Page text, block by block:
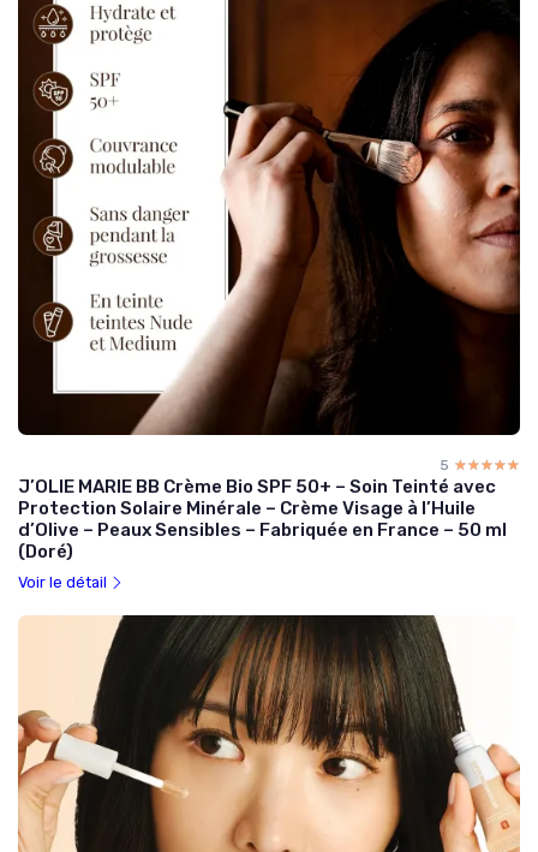
5 ☆☆☆☆☆
★★★★★
J’OLIE MARIE BB Crème Bio SPF 50+ – Soin Teinté avec
Protection Solaire Minérale – Crème Visage à l’Huile
d’Olive – Peaux Sensibles – Fabriquée en France – 50 ml
(Doré)
Voir le détail